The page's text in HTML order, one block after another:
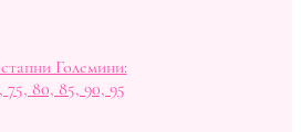
Големини:
75, 80, 85, 90, 95